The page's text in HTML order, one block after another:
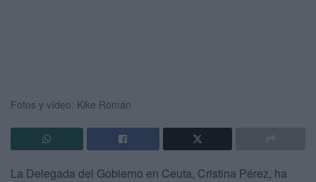
Fotos y vídeo: Kike Román
La Delegada del Gobierno en Ceuta, Cristina Pérez, ha